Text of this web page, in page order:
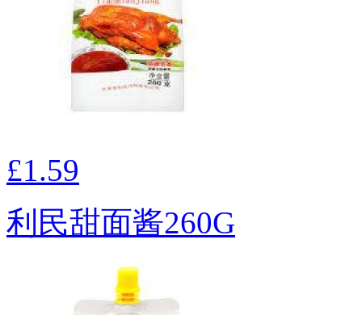
£1.59
利民甜面酱260G